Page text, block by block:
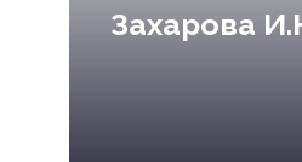
Захарова